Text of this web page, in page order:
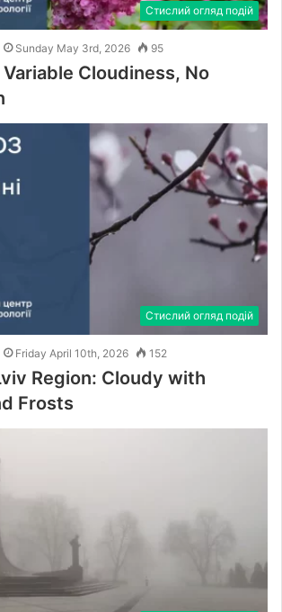
Стислий огляд подій
Sunday May 3rd, 2026 95
Cloudiness, No
Стислий огляд подій
Friday April 10th, 2026 152
Region: Cloudy with
Frosts